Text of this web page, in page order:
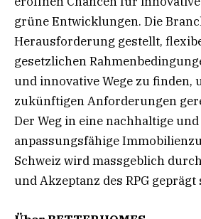
grüne Entwicklungen. Die
Herausforderung gestellt,
gesetzlichen
und innovative Wege zu finden,
zukünftigen Anforderungen
Der Weg in eine nachhaltige und
anpassungsfähige
Schweiz wird massgeblich
und Akzeptanz des RPG geprägt